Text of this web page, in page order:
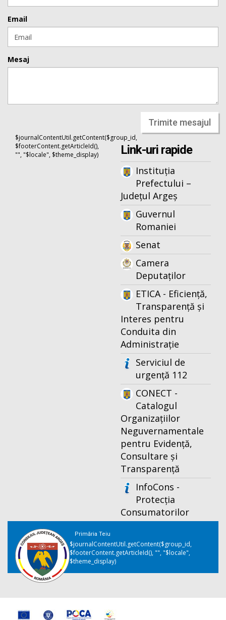
Email
Mesaj
Trimite mesajul
$journalContentUtil.getContent($group_id,
$footerContent.getArticleId(),
"", "$locale", $theme_display)
Link-uri rapide
Instituția
Prefectului –
Județul Argeș
Guvernul
Romaniei
Senat
Camera
Deputaților
ETICA - Eficiență,
Transparență și
Interes pentru
Conduita din
Administrație
Serviciul de
urgență 112
CONECT -
Catalogul
Organizațiilor
Neguvernamentale
pentru Evidență,
Consultare și
Transparență
InfoCons -
Protecția
Consumatorilor
Primăria Teiu
$journalContentUtil.getContent($group_id,
$footerContent.getArticleId(), "", "$locale",
$theme_display)